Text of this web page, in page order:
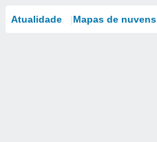
Atualidade Mapas de nuvens